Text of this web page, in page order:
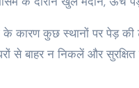
कारण कुछ स्थानों पर पेड़ की
बाहर न निकलें और सुरक्षित